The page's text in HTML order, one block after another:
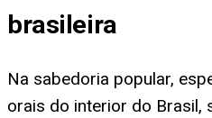
brasileira
Na sabedoria popular,
orais do interior do Brasil,